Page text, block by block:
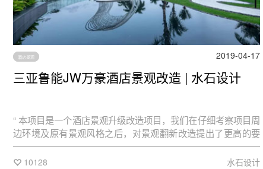
酒店景观 2019-04-17
三亚鲁能JW万豪酒店景观改造 | 水石设计
“ 本项目是一个酒店景观升级改造项目，我们在仔细考察项目周
边环境及原有景观风格之后，对景观翻新改造提出了更高的要
求：能够对滨海景观利用到极致 ”
10128 水石设计